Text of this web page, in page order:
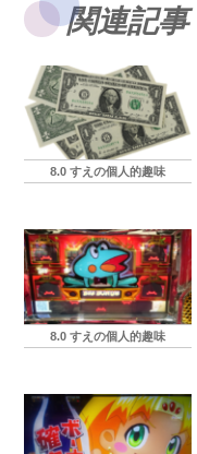
関連記事
8.0 すえの個人的趣味
8.0 すえの個人的趣味